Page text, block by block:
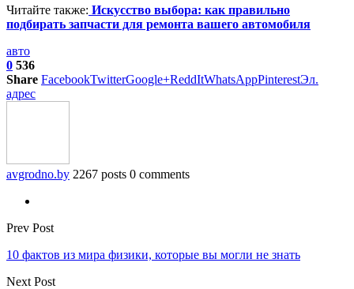
Читайте также: Искусство выбора: как правильно
подбирать запчасти для ремонта вашего автомобиля
авто
0 536
Share FacebookTwitterGoogle+ReddItWhatsAppPinterestЭл.
адрес
avgrodno.by 2267 posts 0 comments
Prev Post
10 фактов из мира физики, которые вы могли не знать
Next Post